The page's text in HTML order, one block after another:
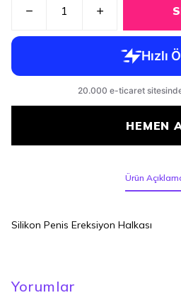
HEMEN
Ürün
Silikon Penis Ereksiyon Halkası
Yorumlar